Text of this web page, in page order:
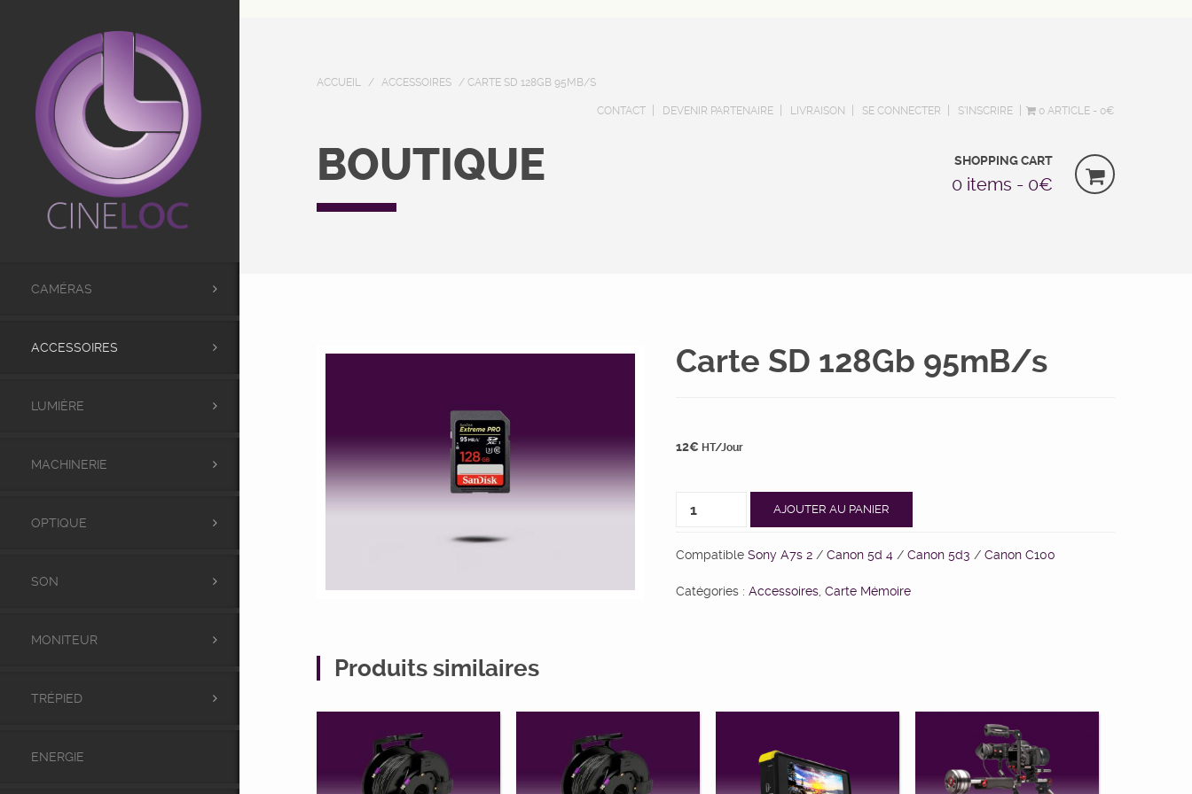
CAMÉRAS
ACCESSOIRES
LUMIÈRE
MACHINERIE
OPTIQUE
SON
MONITEUR
TRÉPIED
ENERGIE
ACCUEIL / ACCESSOIRES / CARTE SD 128GB 95MB/S
CONTACT DEVENIR PARTENAIRE LIVRAISON SE CONNECTER S’INSCRIRE 0 ARTICLE 0€
BOUTIQUE SHOPPING CART
0 items - 0€
Carte SD 128Gb 95mB/s
12€ HT/Jour
AJOUTER AU PANIER
Compatible Sony A7s 2 / Canon 5d 4 / Canon 5d3 / Canon C100
Catégories : Accessoires Carte Mémoire
Produits similaires